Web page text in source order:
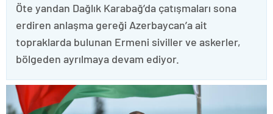
Öte yandan Dağlık Karabağ’da çatışmaları sona
erdiren anlaşma gereği Azerbaycan’a ait
topraklarda bulunan Ermeni siviller ve askerler,
bölgeden ayrılmaya devam ediyor.